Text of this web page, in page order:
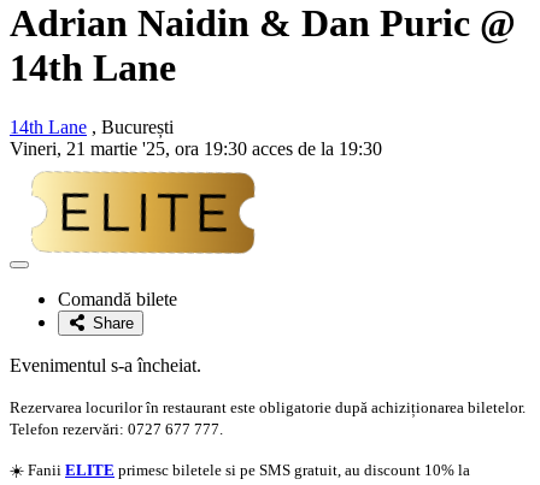
Adrian Naidin & Dan Puric @
14th Lane
14th Lane , București
Vineri, 21 martie '25, ora 19:30 acces de la 19:30
Adaugă
favoriteComandă bilete
Share
Evenimentul s-a încheiat.
Rezervarea locurilor în restaurant este obligatorie după achiziționarea biletelor.
Telefon rezervări: 0727 677 777.
☀️ Fanii ELITE primesc biletele si pe SMS gratuit, au discount 10% la